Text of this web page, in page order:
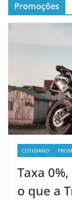
Promoções
COTIDIANO
Taxa
o que a